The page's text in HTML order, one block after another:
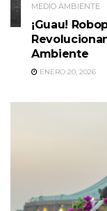
MEDIO AMBIENTE
¡Guau!
Ambiente
ENERO 20, 2026